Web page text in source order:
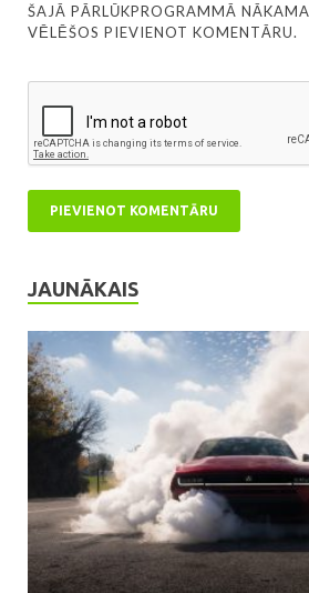
ŠAJĀ PĀRLŪKPROGRAMMĀ
VĒLĒŠOS PIEVIENOT KOMENTĀRU.
JAUNĀKAIS